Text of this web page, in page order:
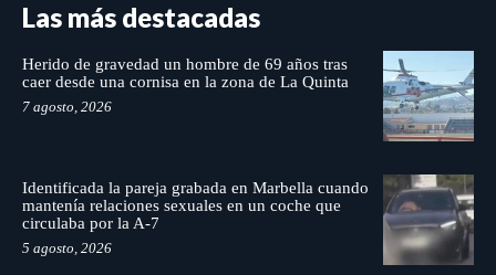
Las más destacadas
Herido de gravedad un hombre de 69 años tras
caer desde una cornisa en la zona de La Quinta
7 agosto, 2026
Identificada la pareja grabada en Marbella cuando
mantenía relaciones sexuales en un coche que
circulaba por la A-7
5 agosto, 2026